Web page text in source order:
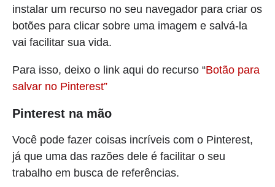
instalar um recurso no seu navegador para criar os
botões para clicar sobre uma imagem e salvá-la
vai facilitar sua vida.
Para isso, deixo o link aqui do recurso “Botão para
salvar no Pinterest”
Pinterest na mão
Você pode fazer coisas incríveis com o Pinterest,
já que uma das razões dele é facilitar o seu
trabalho em busca de referências.